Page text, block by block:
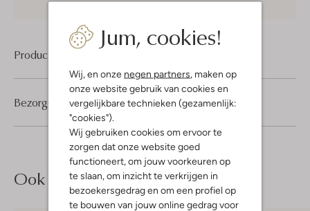
Jum, cookies!
Wij, en onze negen partners, maken op
onze website gebruik van cookies en
vergelijkbare technieken (gezamenlijk:
"cookies").
Wij gebruiken cookies om ervoor te
zorgen dat onze website goed
functioneert, om jouw voorkeuren op
te slaan, om inzicht te verkrijgen in
bezoekersgedrag en om een profiel op
te bouwen van jouw online gedrag voor
Product informatie
Bezorgen & retourneren
Ook iets voor jou?